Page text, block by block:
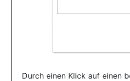
Durch einen Klick auf einen